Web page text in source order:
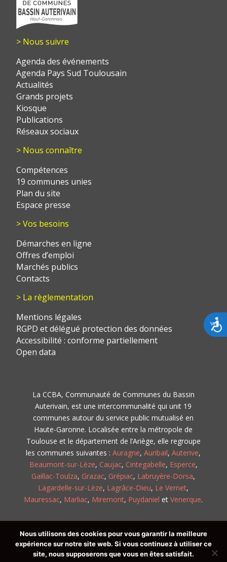
> Nous suivre
Agenda des événements
Agenda Pays Sud Toulousain
Actualités
Grands projets
Kiosque
Publications
Réseaux sociaux
> Nous connaître
Compétences
19 communes unies
Plan du site
Espace presse
> Vos besoins
Démarches en ligne
Offres d’emploi
Marchés publics
Contacts
> La règlementation
Mentions légales
RGPD et délégué protection des données
Accessibilité : conforme partiellement
Open data
La CCBA, Communauté de Communes du Bassin
Auterivain, est une intercommunalité qui unit 19
communes autour du service public mutualisé en
Haute-Garonne. Localisée entre la métropole de
Toulouse et le département de l’Ariège, elle regroupe
les communes suivantes :Auragne,Auribail,Auterive,
Beaumont-sur-Lèze, Caujac, Cintegabelle, Esperce,
Gaillac-Toulza, Grazac, Grépiac, Labruyère-Dorsa,
Lagardelle-sur-Lèze, Lagrâce-Dieu, Le Vernet,
Mauressac, Marliac, Miremont, Puydaniel etVenerque.
Bassin Auterivain Haut Garonnais
Voici un test
Nous utilisons des cookies pour vous garantir la meilleure
expérience sur notre site web. Si vous continuez à utiliser ce
site, nous supposerons que vous en êtes satisfait.